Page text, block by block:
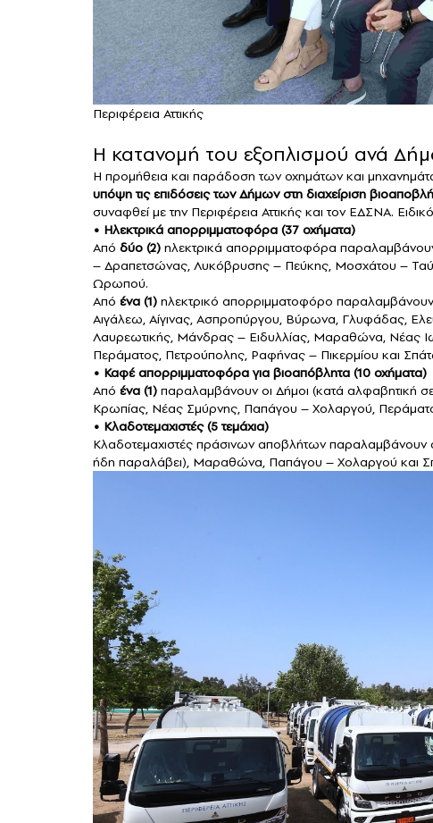
Περιφέρεια Αττικής
Η κατανομή του εξοπλισμού ανά
Η προμήθεια και παράδοση των οχημάτων και
υπόψη τις επιδόσεις των Δήμων στη διαχείριση
συναφθεί με την Περιφέρεια Αττικής και τον ΕΔΣΝΑ.
•⁠ ⁠Ηλεκτρικά απορριμματοφόρα (37 οχήματα)
Από δύο (2) ηλεκτρικά απορριμματοφόρα παραλαμβάνουν
– Δραπετσώνας, Λυκόβρυσης – Πεύκης, Μοσχάτου –
Ωρωπού.
Από ένα (1) ηλεκτρικό απορριμματοφόρο
Αιγάλεω, Αίγινας, Ασπροπύργου, Βύρωνα, Γλυφάδας,
Λαυρεωτικής, Μάνδρας – Ειδυλλίας, Μαραθώνα, Νέας
Περάματος, Πετρούπολης, Ραφήνας – Πικερμίου και
•⁠ ⁠Καφέ απορριμματοφόρα για βιοαπόβλητα (10 οχήματα)
Από ένα (1) παραλαμβάνουν οι Δήμοι (κατά αλφαβητική
Κρωπίας, Νέας Σμύρνης, Παπάγου – Χολαργού,
•⁠ ⁠Κλαδοτεμαχιστές (5 τεμάχια)
Κλαδοτεμαχιστές πράσινων αποβλήτων παραλαμβάνουν
ήδη παραλάβει), Μαραθώνα, Παπάγου – Χολαργού και